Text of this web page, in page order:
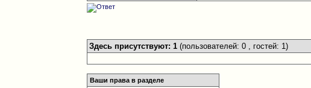
Здесь присутствуют: 1(пользователей: 0 , гостей: 1)
Ваши права в разделе